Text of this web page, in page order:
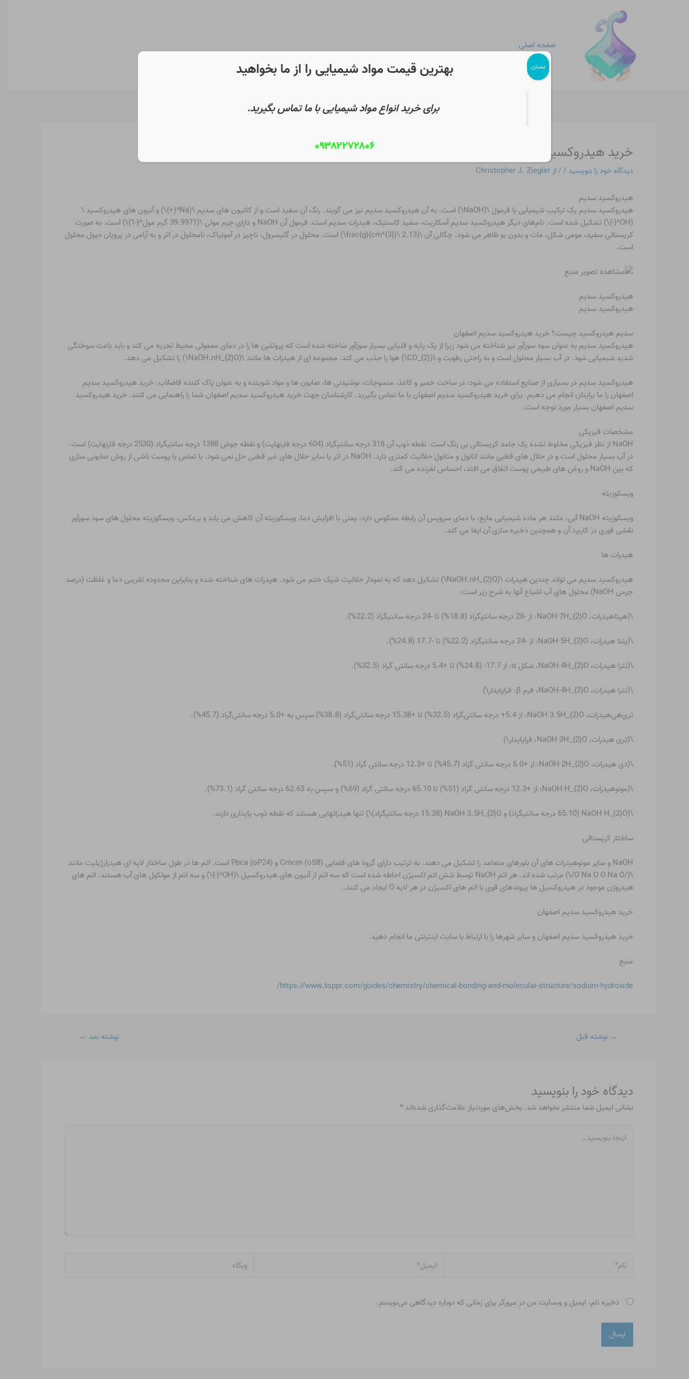
صفحه اصلی
خرید هیدروکسید سدیم اصفهان
دیدگاه‌ خود را بنویسید // ازChristopher J. Ziegler
هیدروکسید سدیم
هیدروکسید سدیم یک ترکیب شیمیایی با فرمول \(NaOH\) است. به آن هیدروکسید سدیم نیز می گویند. رنگ آن سفید است و از کاتیون های سدیم \(Na^{+}\) و آنیون های هیدروکسید \
(OH^{-}\) تشکیل شده است. نام‌های دیگر هیدروکسید سدیم آسکاریت، سفید کاستیک، هیدرات سدیم است. فرمول آن NaOH و دارای جرم مولی \(39.9971 گرم مول^{-1}\) است. به صورت
کریستالی سفید، مومی شکل، مات و بدون بو ظاهر می شود. چگالی آن \(2.13 \frac{g}{cm^{3}}\) است. محلول در گلیسرول، ناچیز در آمونیاک، نامحلول در اتر و به آرامی در پروپان دیول محلول
است.
هیدروکسید سدیم
هیدروکسید سدیم
سدیم هیدروکسید چیست؟ خرید هیدروکسید سدیم اصفهان
هیدروکسید سدیم به عنوان سود سوزآور نیز شناخته می شود زیرا از یک پایه و قلیایی بسیار سوزآور ساخته شده است که پروتئین ها را در دمای معمولی محیط تجزیه می کند و باید باعث سوختگی
شدید شیمیایی شود. در آب بسیار محلول است و به راحتی رطوبت و \(CO_{2}\) هوا را جذب می کند. مجموعه ای از هیدرات ها مانند \(NaOH.nH_{2}O\) را تشکیل می دهد.
هیدروکسید سدیم در بسیاری از صنایع استفاده می شود: در ساخت خمیر و کاغذ، منسوجات، نوشیدنی ها، صابون ها و مواد شوینده و به عنوان پاک کننده فاضلاب. خرید هیدروکسید سدیم
اصفهان را ما برایتان انجام می دهیم. برای خرید هیدروکسید سدیم اصفهان با ما تماس بگیرید. کارشناسان جهت خرید هیدروکسید سدیم اصفهان شما را راهنمایی می کنند. خرید هیدروکسید
سدیم اصفهان بسیار مورد توجه است.
مشخصات فیزیکی
NaOH از نظر فیزیکی مخلوط نشده یک جامد کریستالی بی رنگ است. نقطه ذوب آن 318 درجه سانتیگراد (604 درجه فارنهایت) و نقطه جوش 1388 درجه سانتیگراد (2530 درجه فارنهایت) است.
در آب بسیار محلول است و در حلال های قطبی مانند اتانول و متانول حلالیت کمتری دارد. NaOH در اتر یا سایر حلال های غیر قطبی حل نمی شود. با تماس با پوست ناشی از روش صابونی سازی
که بین NaOH و روغن های طبیعی پوست اتفاق می افتد، احساس لغزنده می کند.
ویسکوزیته
ویسکوزیته NaOH آبی، مانند هر ماده شیمیایی مایع، با دمای سرویس آن رابطه معکوس دارد، یعنی با افزایش دما، ویسکوزیته آن کاهش می یابد و برعکس. ویسکوزیته محلول های سود سوزآور
نقشی فوری در کاربرد آن و همچنین ذخیره سازی آن ایفا می کند.
هیدرات ها
هیدروکسید سدیم می تواند چندین هیدرات \(NaOH.nH_{2}O\) تشکیل دهد که به نمودار حلالیت شیک ختم می شود. هیدرات های شناخته شده و بنابراین محدوده تقریبی دما و غلظت (درصد
جرمی NaOH) محلول های آب اشباع آنها به شرح زیر است:
\(هپتاهیدرات، NaOH·7H_{2}O: از -28 درجه سانتیگراد (18.8%) تا -24 درجه سانتیگراد (22.2%).
\(پنتا هیدرات، NaOH·5H_{2}O: از -24 درجه سانتیگراد (22.2%) تا -17.7 (24.8%).
\(تترا هیدرات، NaOH·4H_{2}O، شکل α: از 17.7- (24.8%) تا +5.4 درجه سانتی گراد (32.5%).
\(تترا هیدرات، NaOH·4H_{2}O، فرم β: فراپایدار\)
تری‌هی‌هیدرات، NaOH·3.5H_{2}O: از 5.4+ درجه سانتی‌گراد (32.5%) تا +15.38 درجه سانتی‌گراد (38.8%) سپس به +5.0 درجه سانتی‌گراد (45.7%).
\(تری هیدرات، NaOH·3H_{2}O: فراپایدار\)
\(دی هیدرات، NaOH·2H_{2}O: از +5.0 درجه سانتی گراد (45.7%) تا +12.3 درجه سانتی گراد (51%).
\(مونوهیدرات، NaOH·H_{2}O: از +12.3 درجه سانتی گراد (51%) تا 65.10 درجه سانتی گراد (69%) و سپس به 62.63 درجه سانتی گراد (73.1%).
\(NaOH·H_{2}O (65.10 درجه سانتیگراد) و NaOH·3.5H_{2}O (15.38 درجه سانتیگراد)\) تنها هیدراتهایی هستند که نقطه ذوب پایداری دارند.
ساختار کریستالی
NaOH و سایر مونوهیدرات های آن بلورهای متعامد را تشکیل می دهند. به ترتیب دارای گروه های فضایی Cmcm (oS8) و Pbca (oP24) است. اتم ها در طول ساختار لایه ای هیدرارژیلیت مانند
\(/O Na O O Na O/\) مرتب شده اند. هر اتم NaOH توسط شش اتم اکسیژن احاطه شده است که سه اتم از آنیون های هیدروکسیل \(OH^{-}\) و سه اتم از مولکول های آب هستند. اتم های
هیدروژن موجود در هیدروکسیل ها پیوندهای قوی با اتم های اکسیژن در هر لایه O ایجاد می کنند.
خرید هیدروکسید سدیم اصفهان
خرید هیدروکسید سدیم اصفهان و سایر شهرها را با ارتباط با سایت اینترنتی ما انجام دهید.
منبع
https://www.toppr.com/guides/chemistry/chemical-bonding-and-molecular-structure/sodium-hydroxide/
نوشته
→ نوشته قبل نوشته بعد ←
دیدگاه‌ خود را بنویسید
نشانی ایمیل شما منتشر نخواهد شد. بخش‌های موردنیاز علامت‌گذاری شده‌اند*
بنویسید…
وبگاه
ذخیره نام، ایمیل و وبسایت من در مرورگر برای زمانی که دوباره دیدگاهی می‌نویسم.
بهترین قیمت مواد شیمیایی را از ما بخواهید
برای خرید انواع مواد شیمیایی با ما تماس بگیرید.
۰۹۳۸۲۲۷۲۸۰۶
بستن